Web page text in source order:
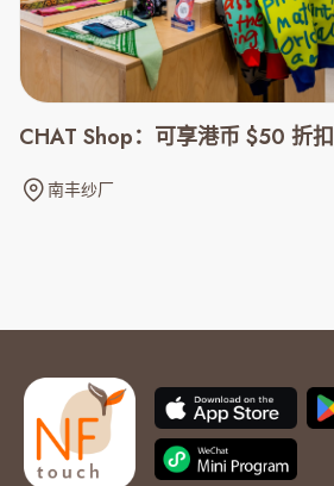
CHAT Shop：可享港币 $50 折扣
南丰纱厂